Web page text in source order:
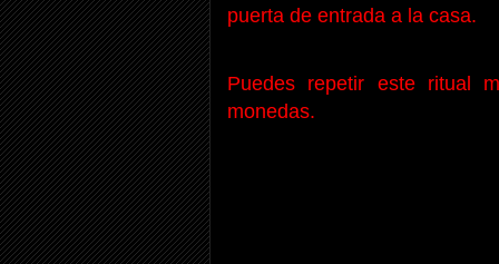
puerta de entrada a la casa.
Puedes repetir este ritual
monedas.